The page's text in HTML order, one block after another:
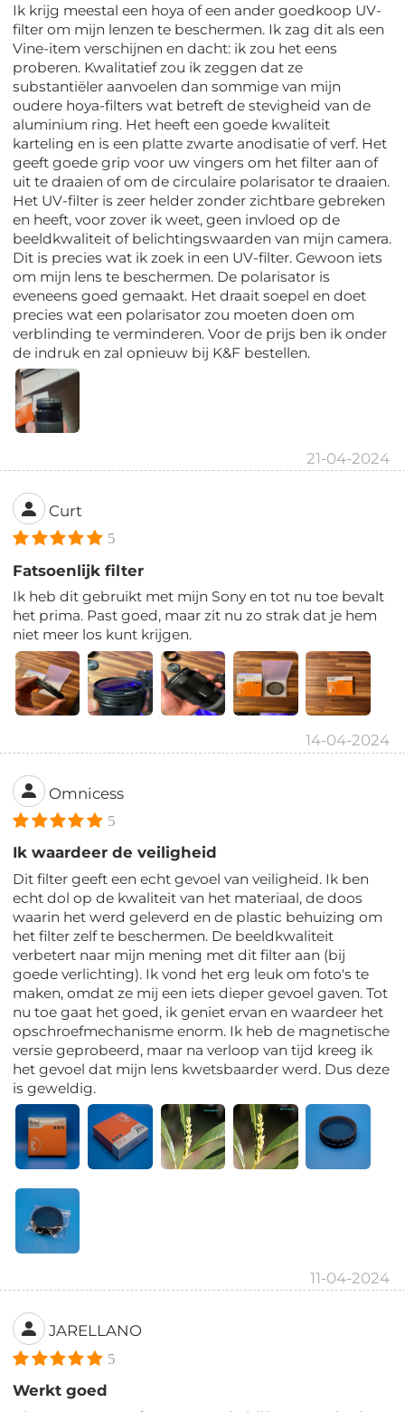
Ik krijg meestal een hoya of een ander goedkoop UV-
filter om mijn lenzen te beschermen. Ik zag dit als een
Vine-item verschijnen en dacht: ik zou het eens
proberen. Kwalitatief zou ik zeggen dat ze
substantiëler aanvoelen dan sommige van mijn
oudere hoya-filters wat betreft de stevigheid van de
aluminium ring. Het heeft een goede kwaliteit
karteling en is een platte zwarte anodisatie of verf. Het
geeft goede grip voor uw vingers om het filter aan of
uit te draaien of om de circulaire polarisator te draaien.
Het UV-filter is zeer helder zonder zichtbare gebreken
en heeft, voor zover ik weet, geen invloed op de
beeldkwaliteit of belichtingswaarden van mijn camera.
Dit is precies wat ik zoek in een UV-filter. Gewoon iets
om mijn lens te beschermen. De polarisator is
eveneens goed gemaakt. Het draait soepel en doet
precies wat een polarisator zou moeten doen om
verblinding te verminderen. Voor de prijs ben ik onder
de indruk en zal opnieuw bij K&F bestellen.
21-04-2024
Curt
5
Fatsoenlijk filter
Ik heb dit gebruikt met mijn Sony en tot nu toe bevalt
het prima. Past goed, maar zit nu zo strak dat je hem
niet meer los kunt krijgen.
14-04-2024
Omnicess
5
Ik waardeer de veiligheid
Dit filter geeft een echt gevoel van veiligheid. Ik ben
echt dol op de kwaliteit van het materiaal, de doos
waarin het werd geleverd en de plastic behuizing om
het filter zelf te beschermen. De beeldkwaliteit
verbetert naar mijn mening met dit filter aan (bij
goede verlichting). Ik vond het erg leuk om foto's te
maken, omdat ze mij een iets dieper gevoel gaven. Tot
nu toe gaat het goed, ik geniet ervan en waardeer het
opschroefmechanisme enorm. Ik heb de magnetische
versie geprobeerd, maar na verloop van tijd kreeg ik
het gevoel dat mijn lens kwetsbaarder werd. Dus deze
is geweldig.
11-04-2024
JARELLANO
5
Werkt goed